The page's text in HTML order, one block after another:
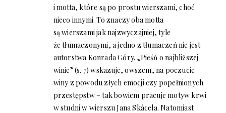
i motta, które są po prostu wierszami, choć
nieco innymi. To znaczy oba motta
są wierszami jak najzwyczajniej, tyle
że tłumaczonymi, a jedno z tłumaczeń nie jest
autorstwa Konrada Góry. „Pieśń o najbliższej
winie” (s. 7) wskazuje, owszem, na poczucie
winy z powodu złych emocji czy popełnionych
przestępstw – tak bowiem pracuje motyw krwi
w studni w wierszu Jana Skácela. Natomiast